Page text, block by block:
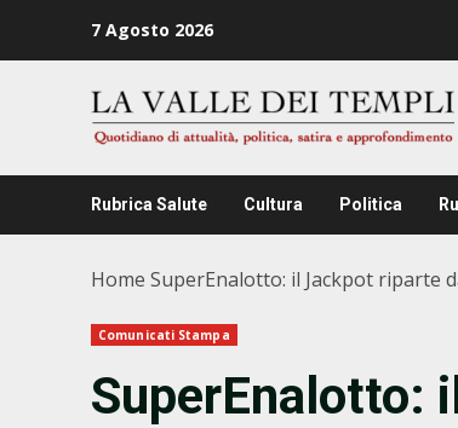
7 Agosto 2026
Rubrica Salute Cultura Politica
Home SuperEnalotto: il Jackpot riparte
Comunicati Stampa
SuperEnalotto: